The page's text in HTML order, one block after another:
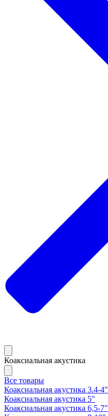
Коаксиальная акустика
Все товары
Коаксиальная акустика 3.4-4"
Коаксиальная акустика 5"
Коаксиальная акустика 6,5-7"